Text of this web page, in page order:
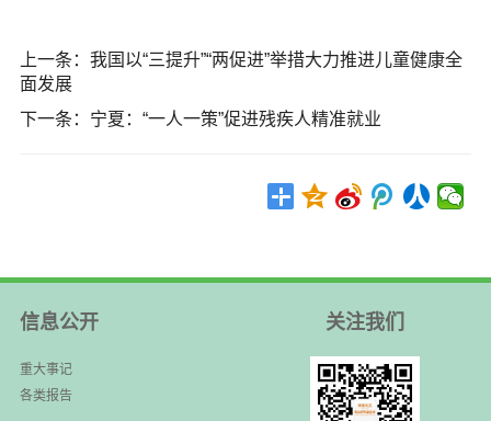
上一条： 我国以“三提升”“两促进”举措大力推进儿童健康全
面发展
下一条： 宁夏：“一人一策”促进残疾人精准就业
信息公开
重大事记
各类报告
关注我们